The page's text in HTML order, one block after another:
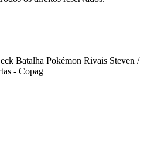
Batalha Pokémon Rivais Steven /
- Copag